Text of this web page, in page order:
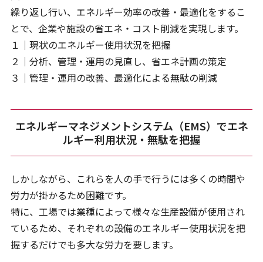
繰り返し行い、エネルギー効率の改善・最適化をするこ
とで、企業や施設の省エネ・コスト削減を実現します。
１｜現状のエネルギー使用状況を把握
２｜分析、管理・運用の見直し、省エネ計画の策定
３｜管理・運用の改善、最適化による無駄の削減
エネルギーマネジメントシステム（EMS）でエネ
ルギー利用状況・無駄を把握
しかしながら、これらを人の手で行うには多くの時間や
労力が掛かるため困難です。
特に、工場では業種によって様々な生産設備が使用され
ているため、それぞれの設備のエネルギー使用状況を把
握するだけでも多大な労力を要します。